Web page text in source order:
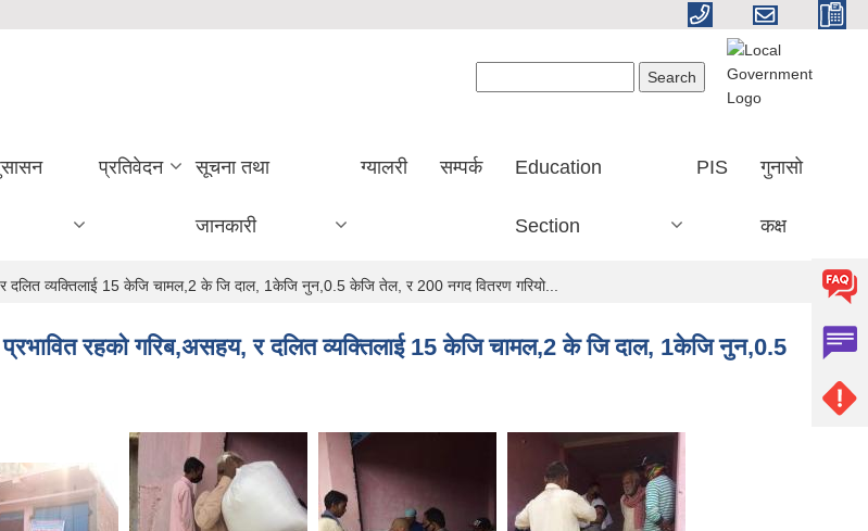
प्रतिवेदन सूचना तथा
जानकारी
ग्यालरी सम्पर्क Education
Section
PIS गुनासो
कक्ष
व्यक्तिलाई 15 केजि चामल,2 के जि दाल, 1केजि नुन,0.5 केजि तेल, र 200 नगद वितरण गरियो...
रहको गरिब,असहय, र दलित व्यक्तिलाई 15 केजि चामल,2 के जि दाल, 1केजि नुन,0.5